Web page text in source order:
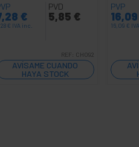
€
€ IVA inc.
PVD
5,85 €
REF: CH092
AVÍSAME CUANDO
HAYA STOCK
PVP
16,09 €